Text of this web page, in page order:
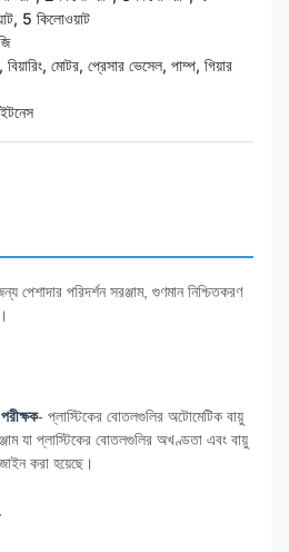
5 কিলোওয়াট
বিয়ারিং, মোটর, প্রেসার ভেসেল, পাম্প, গিয়ার
পরিদর্শন সরঞ্জাম, গুণমান নিশ্চিতকরণ
- প্লাস্টিকের বোতলগুলির অটোমেটিক বায়ু
যা প্লাস্টিকের বোতলগুলির অখণ্ডতা এবং বায়ু
করা হয়েছে।